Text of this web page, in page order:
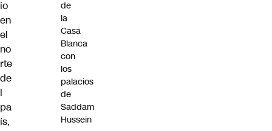
io
en
el
no
rte
de
l
pa
ís,
de
la
Casa
Blanca
con
los
palacios
de
Saddam
Hussein